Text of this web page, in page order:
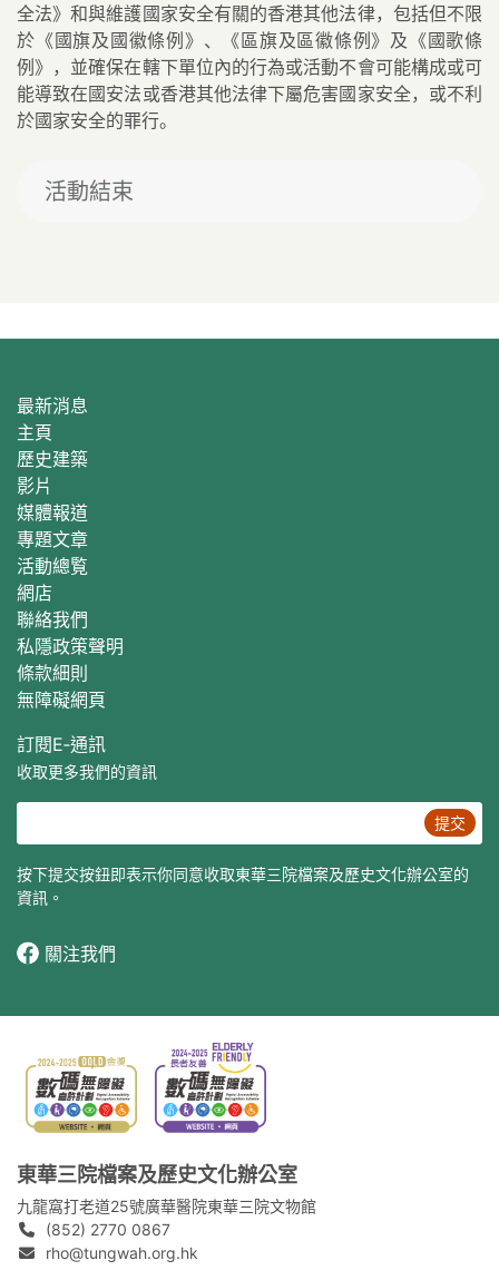
全法》和與維護國家安全有關的香港其他法律，包括但不限
於《國旗及國徽條例》、《區旗及區徽條例》及《國歌條
例》，並確保在轄下單位內的行為或活動不會可能構成或可
能導致在國安法或香港其他法律下屬危害國家安全，或不利
於國家安全的罪行。
活動結束
最新消息
主頁
歷史建築
影片
媒體報道
專題文章
活動總覧
網店
聯絡我們
私隱政策聲明
條款細則
無障礙網頁
訂閱E‐通訊
收取更多我們的資訊
提交
按下提交按鈕即表示你同意收取東華三院檔案及歷史文化辦公室的
資訊。
關注我們
東華三院檔案及歷史文化辦公室
九龍窩打老道25號廣華醫院東華三院文物館
(852) 2770 0867
rho@tungwah.org.hk